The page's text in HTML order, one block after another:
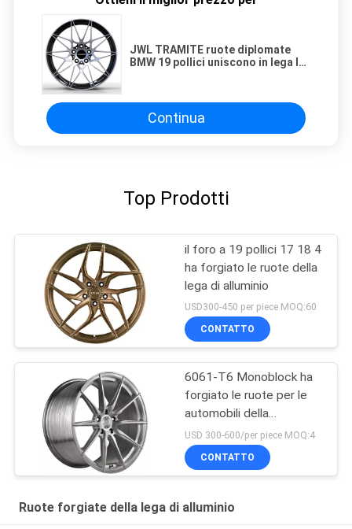
JWL TRAMITE ruote diplomate
BMW 19 pollici uniscono in lega le
Continua
Top Prodotti
il foro a 19 pollici 17 18 4
ha forgiato le ruote della
lega di alluminio
USD300-450 per piece MOQ:60
CONTATTO
6061-T6 Monoblock ha
forgiato le ruote per le
automobili della
prestazione
USD 300-600/per piece MOQ:4
CONTATTO
Ruote forgiate della lega di alluminio